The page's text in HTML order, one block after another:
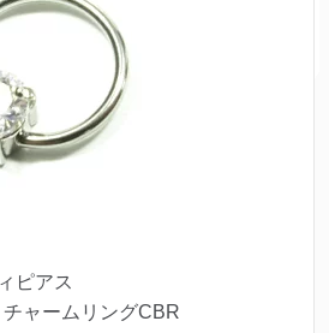
ピアス
ャームリングCBR